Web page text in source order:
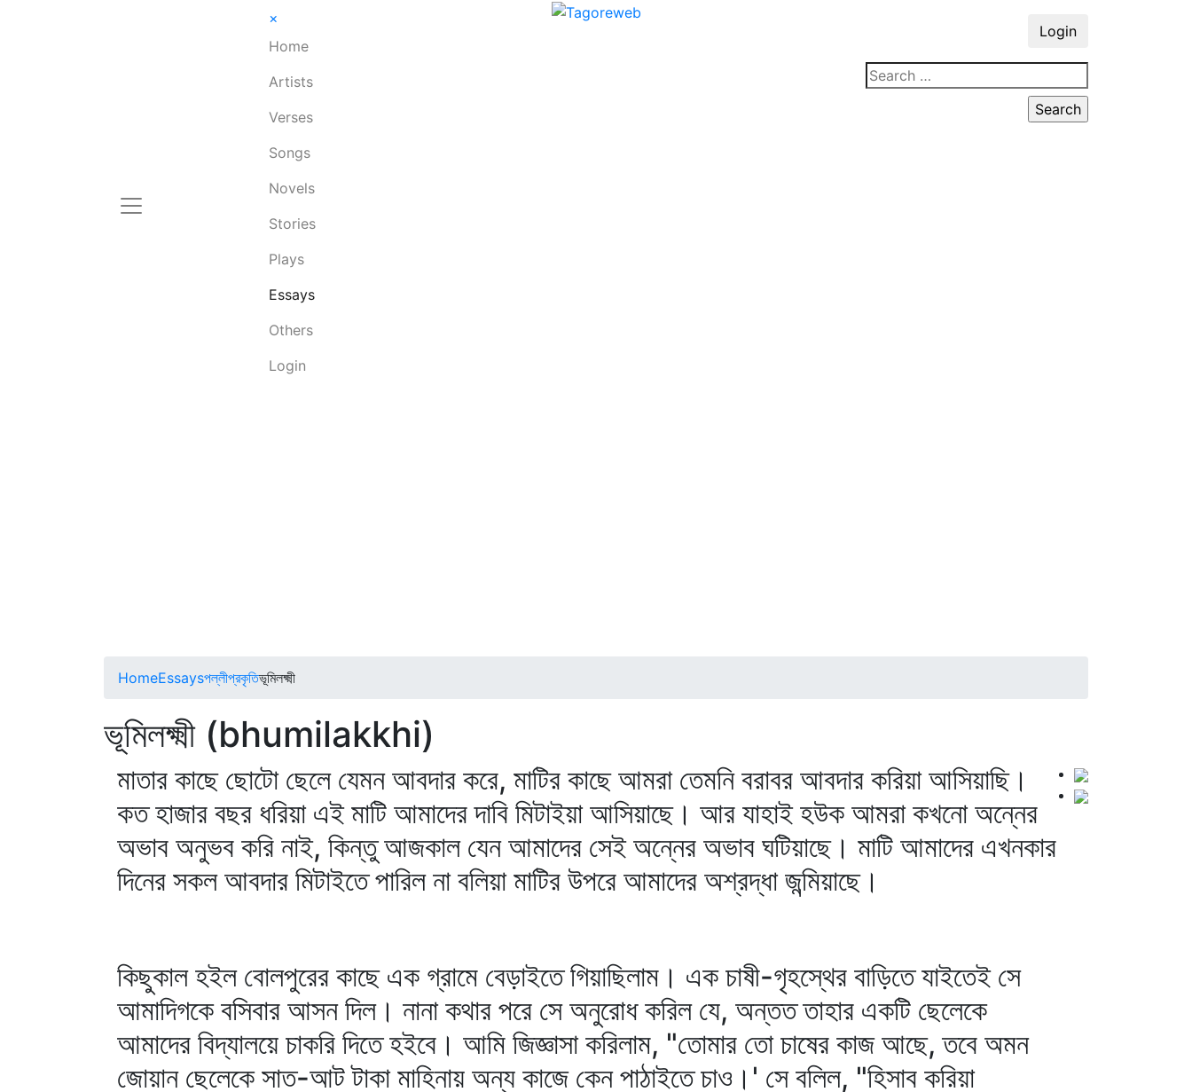
×
Home
Artists
Verses
Songs
Novels
Stories
Plays
Essays
Others
Login
Login
HomeEssaysপল্লীপ্রকৃতিভূমিলক্ষ্মী
ভূমিলক্ষ্মী (bhumilakkhi)
মাতার কাছে ছোটো ছেলে যেমন আবদার করে, মাটির কাছে আমরা তেমনি বরাবর আবদার করিয়া আসিয়াছি।
কত হাজার বছর ধরিয়া এই মাটি আমাদের দাবি মিটাইয়া আসিয়াছে। আর যাহাই হউক আমরা কখনো অন্নের
অভাব অনুভব করি নাই, কিন্তু আজকাল যেন আমাদের সেই অন্নের অভাব ঘটিয়াছে। মাটি আমাদের এখনকার
দিনের সকল আবদার মিটাইতে পারিল না বলিয়া মাটির উপরে আমাদের অশ্রদ্ধা জন্মিয়াছে।
কিছুকাল হইল বোলপুরের কাছে এক গ্রামে বেড়াইতে গিয়াছিলাম। এক চাষী-গৃহস্থের বাড়িতে যাইতেই সে
আমাদিগকে বসিবার আসন দিল। নানা কথার পরে সে অনুরোধ করিল যে, অন্তত তাহার একটি ছেলেকে
আমাদের বিদ্যালয়ে চাকরি দিতে হইবে। আমি জিজ্ঞাসা করিলাম, "তোমার তো চাষের কাজ আছে, তবে অমন
জোয়ান ছেলেকে সাত-আট টাকা মাহিনায় অন্য কাজে কেন পাঠাইতে চাও।' সে বলিল, "হিসাব করিয়া